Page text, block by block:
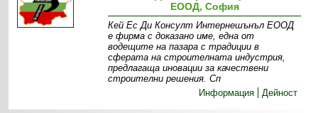
ЕООД, София
Кей Ес Ди Консулт Интернешънъл ЕООД
е фирма с доказано име, една от
водещите на пазара с традиции в
сферата на строителната индустрия,
предлагаща иновации за качествени
строителни решения. Сп
Информация
Дейност